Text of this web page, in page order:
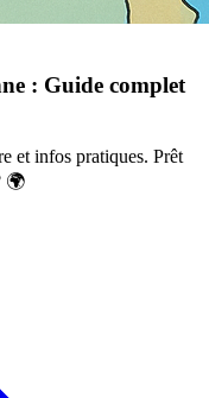
: Guide complet
et infos pratiques. Prêt
🌍